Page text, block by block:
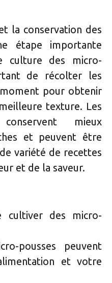
la conservation des
étape importante
culture des micro-
de récolter les
pour obtenir
texture. Les
mieux
et peuvent être
variété de recettes
et de la saveur.
cultiver des micro-
pousses peuvent
et votre